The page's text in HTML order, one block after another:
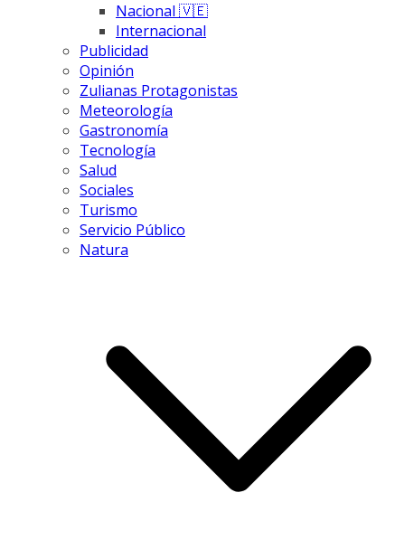
Nacional 🇻🇪
Internacional
Publicidad
Opinión
Zulianas Protagonistas
Meteorología
Gastronomía
Tecnología
Salud
Sociales
Turismo
Servicio Público
Natura